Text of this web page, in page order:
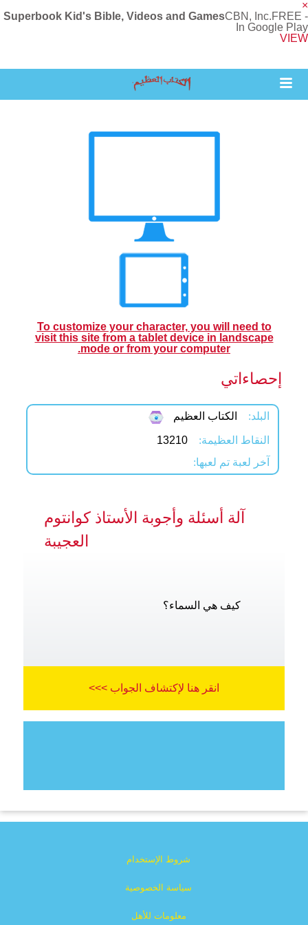
×
Superbook Kid's Bible, Videos and GamesCBN, Inc.FREE -
In Google Play
VIEW
To customize your character, you will need to
visit this site from a tablet device in landscape
mode or from your computer.
إحصاءاتي
البلد: الكتاب العظيم
النقاط العظيمة:
13210
آخر لعبة تم لعبها:
آلة أسئلة وأجوبة الأستاذ كوانتوم
العجيبة
كيف هي السماء؟
انقر هنا لإكتشاف الجواب >>>
شروط الإستخدام
سياسة الخصوصية
معلومات للأهل